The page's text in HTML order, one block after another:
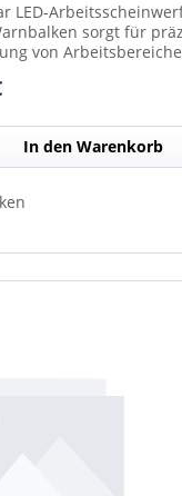
LED-
sorgt für
von
Lichtverhältnissen.
Preis:
In den Warenkorb